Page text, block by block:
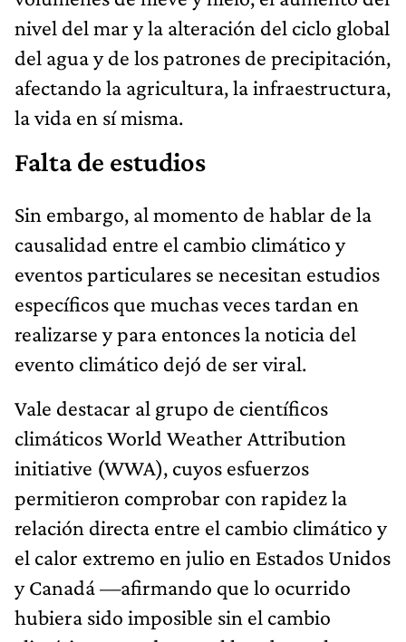
nivel del mar y la alteración del ciclo global
del agua y de los patrones de precipitación,
afectando la agricultura, la infraestructura,
la vida en sí misma.
Falta de estudios
Sin embargo, al momento de hablar de la
causalidad entre el cambio climático y
eventos particulares se necesitan estudios
específicos que muchas veces tardan en
realizarse y para entonces la noticia del
evento climático dejó de ser viral.
Vale destacar al grupo de científicos
climáticos World Weather Attribution
initiative (WWA), cuyos esfuerzos
permitieron comprobar con rapidez la
relación directa entre el cambio climático y
el calor extremo en julio en Estados Unidos
y Canadá —afirmando que lo ocurrido
hubiera sido imposible sin el cambio